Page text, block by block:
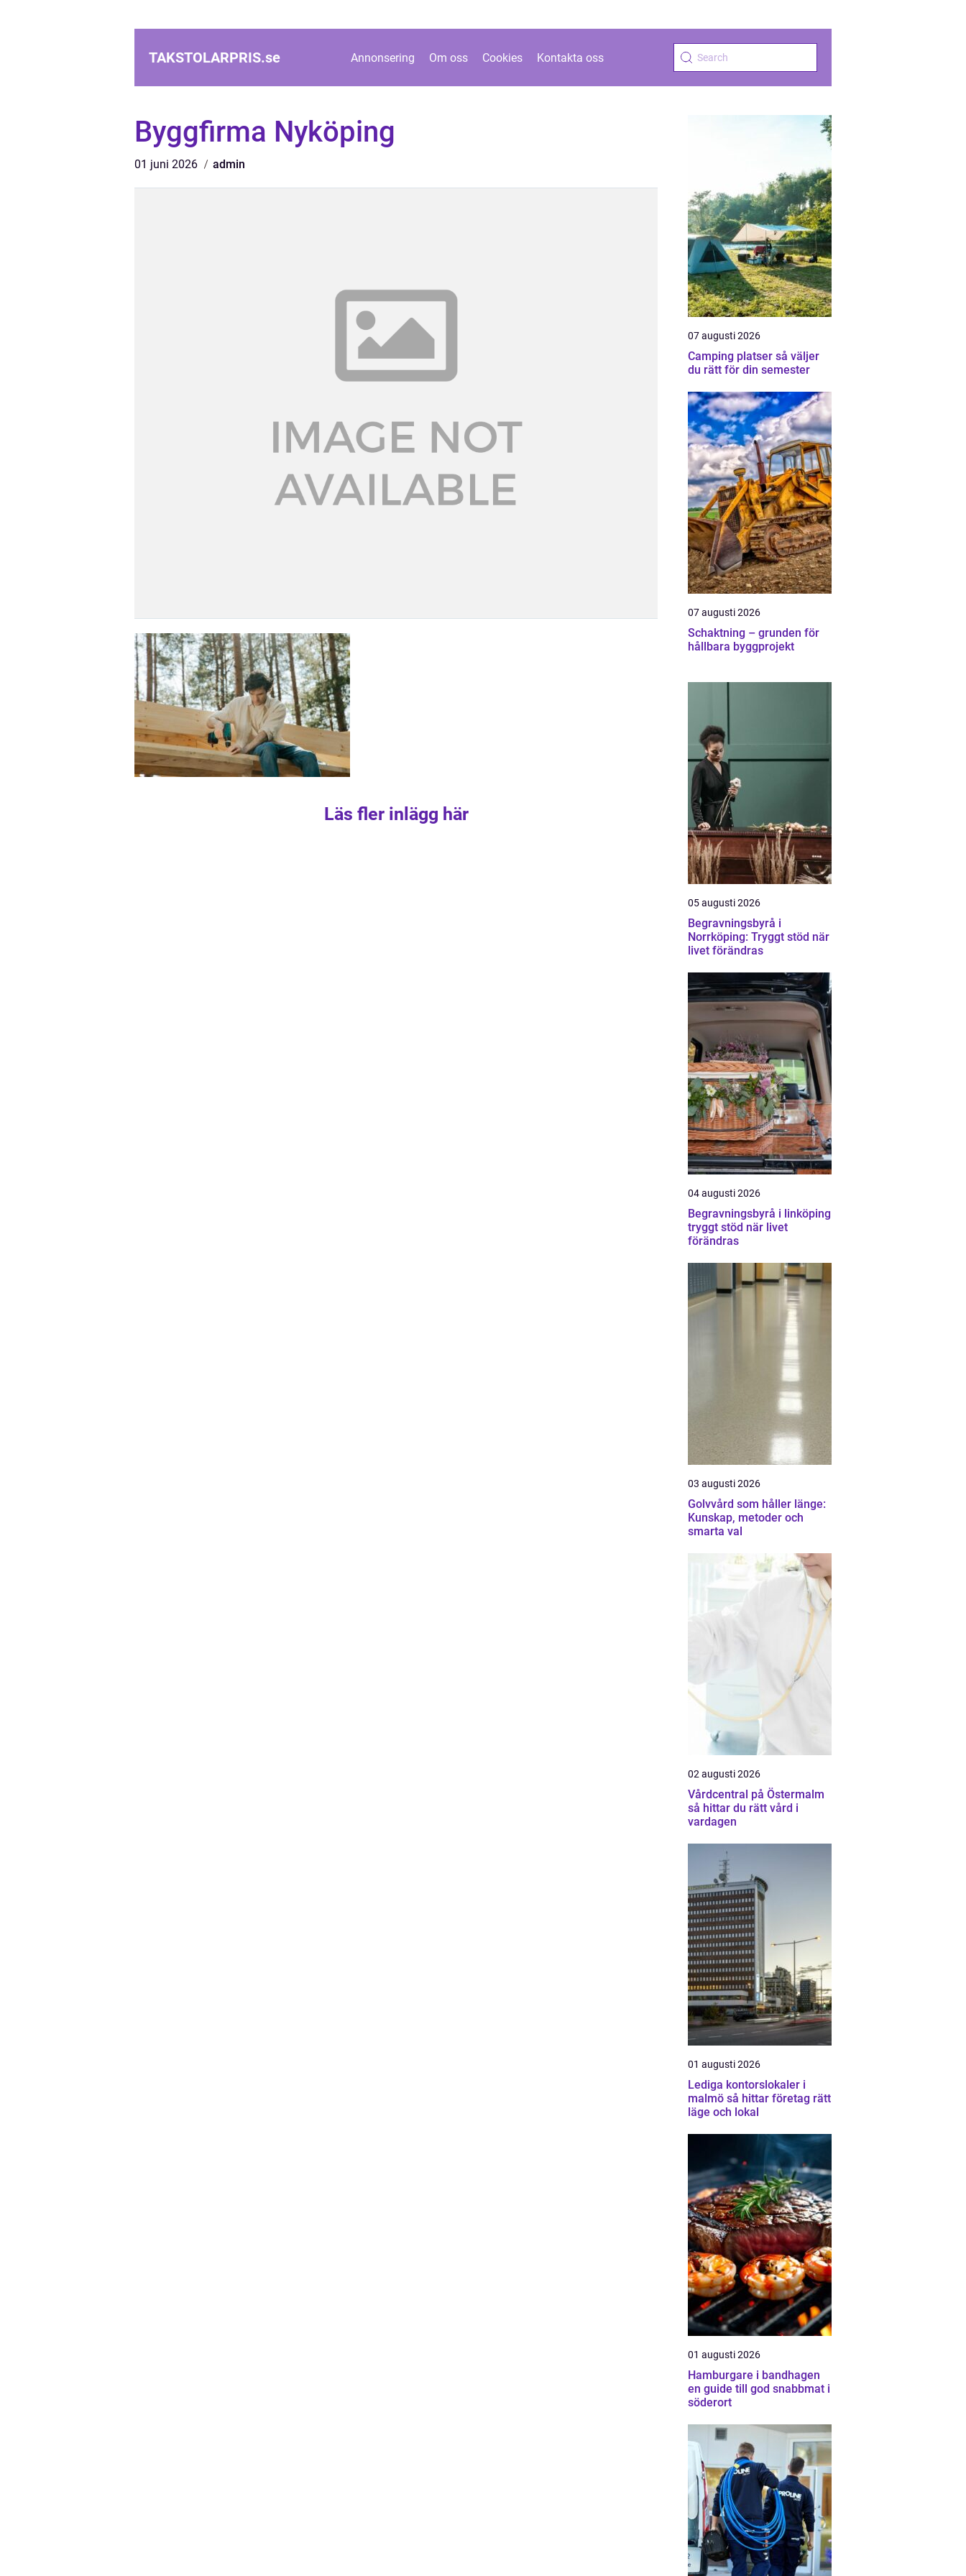
TAKSTOLARPRIS.se Annonsering Om oss Cookies Kontakta oss
Byggfirma Nyköping
01 juni 2026 admin
Läs fler inlägg här
07 augusti 2026
Camping platser så väljer
du rätt för din semester
07 augusti 2026
Schaktning – grunden för
hållbara byggprojekt
05 augusti 2026
Begravningsbyrå i
Norrköping: Tryggt stöd när
livet förändras
04 augusti 2026
Begravningsbyrå i linköping
tryggt stöd när livet
förändras
03 augusti 2026
Golvvård som håller länge:
Kunskap, metoder och
smarta val
02 augusti 2026
Vårdcentral på Östermalm
så hittar du rätt vård i
vardagen
01 augusti 2026
Lediga kontorslokaler i
malmö så hittar företag rätt
läge och lokal
01 augusti 2026
Hamburgare i bandhagen
en guide till god snabbmat i
söderort